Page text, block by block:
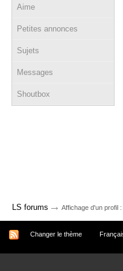
Aime
Petites annonces
Sujets
Messages
Shoutbox
LS forums → Affichage d'un profil
Changer le thème